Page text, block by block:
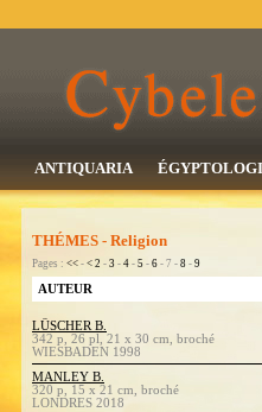
ANTIQUARIA
THÉMES - Religion
Pages : << - < 2 - 3 - 4 - 5 - 6 - 7 - 8 - 9
AUTEUR
LÜSCHER B.
342 p, 26 pl, 21 x 30 cm, broché
WIESBADEN 1998
MANLEY B.
320 p, 15 x 21 cm, broché
LONDRES 2018